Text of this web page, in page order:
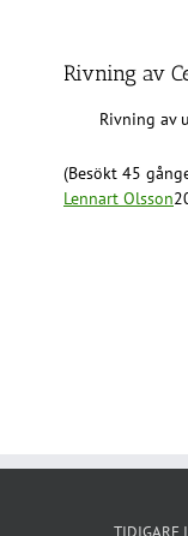
Rivning av
Rivning av
(Besökt 45
Lennart Olsson
TIDIGARE